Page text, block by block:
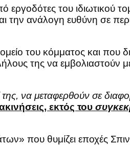
του ιδιωτικού
ανάλογη ευθύνη σε
του κόμματος και που
της να
της, να μεταφερθούν σε
εκτός του
που θυμίζει εποχές